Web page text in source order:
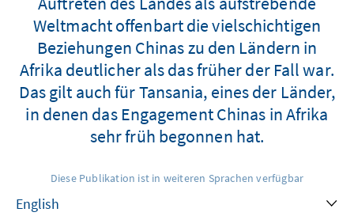
Weltmacht offenbart die vielschichtigen
Beziehungen Chinas zu den Ländern in
Afrika deutlicher als das früher der Fall war.
Das gilt auch für Tansania, eines der Länder,
in denen das Engagement Chinas in Afrika
sehr früh begonnen hat.
Diese Publikation ist in weiteren Sprachen verfügbar